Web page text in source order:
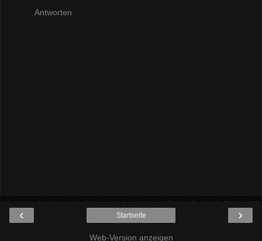
Antworten
‹ ›
Startseite
Web-Version anzeigen